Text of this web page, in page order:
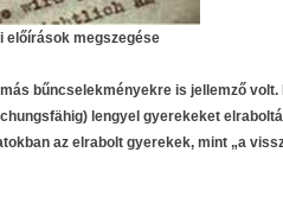
előírások megszegése
bűncselekményekre is jellemző volt.
lengyel gyerekeket
az elrabolt gyerekek, mint „a